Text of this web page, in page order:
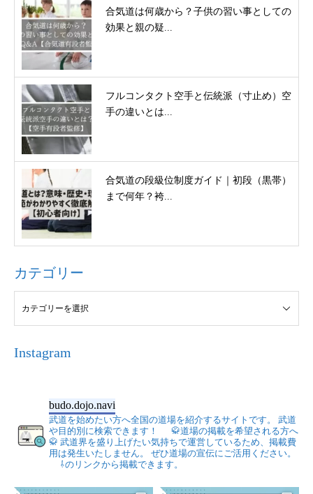
合気道は何歳から？子供の習い事としての
効果と親の疑...
フルコンタクト空手と伝統派（寸止め）空
手の違いとは...
合気道の段級位制度ガイド｜初段（黒帯）
まで何年？袴...
カテゴリー
Instagram
budo.dojo.navi
武道を始めたい方へ全国の道場を紹介するサイトです。
武道
や目的別に検索できます！
🥋道場の掲載を希望される方へ
🥋 武道界を盛り上げたい気持ちで運営しているため、掲載費
用は発生いたしません。
ぜひ道場の宣伝にご活用ください。
⇩のリンクから掲載できます。